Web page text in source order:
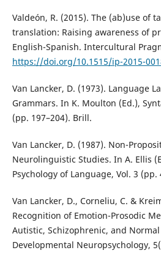
Valdeón, R. (2015). The (ab)use of
translation: Raising awareness of
English-Spanish. Intercultural
https://doi.org/10.1515/ip-2015-
Van Lancker, D. (1973). Language
Grammars. In K. Moulton (Ed.),
(pp. 197–204). Brill.
Van Lancker, D. (1987). Non-
Neurolinguistic Studies. In A. Ellis
Psychology of Language, Vol. 3 (pp.
Van Lancker, D., Corneliu, C. &
Recognition of Emotion-Prosodic
Autistic, Schizophrenic, and
Developmental Neuropsychology,